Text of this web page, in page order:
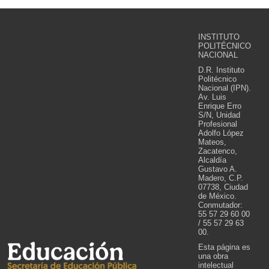
INSTITUTO
POLITÉCNICO
NACIONAL
D.R. Instituto
Politécnico
Nacional (IPN).
Av. Luis
Enrique Erro
S/N, Unidad
Profesional
Adolfo López
Mateos,
Zacatenco,
Alcaldía
Gustavo A.
Madero, C.P.
07738, Ciudad
de México.
Conmutador:
55 57 29 60 00
/ 55 57 29 63
00.
Esta página es
una obra
intelectual